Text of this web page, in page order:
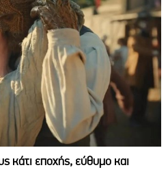
κάτι εποχής, εύθυμο και